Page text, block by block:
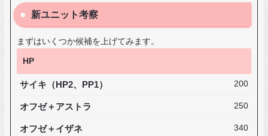
新ユニット考察
まずはいくつか候補を上げてみます。
HP
サイキ（HP2、PP1） 200
オフゼ＋アストラ 250
オフゼ＋イザネ 340